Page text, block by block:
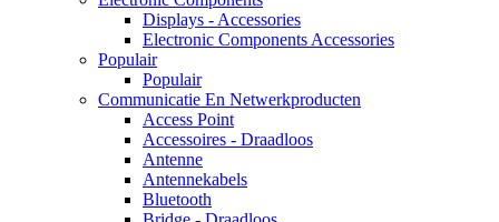
Displays - Accessories
Electronic Components Accessories
Populair
Populair
Communicatie En Netwerkproducten
Access Point
Accessoires - Draadloos
Antenne
Antennekabels
Bluetooth